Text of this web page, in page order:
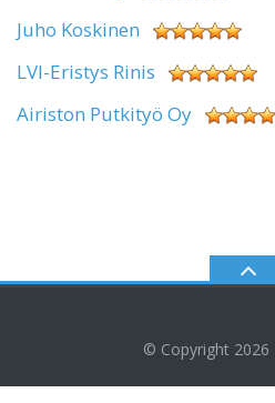
Juho Koskinen
LVI-Eristys Rinis
Airiston Putkityö Oy
© Copyright 2026